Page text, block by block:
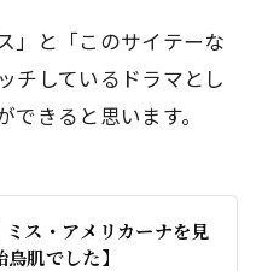
」と「このサイテーな
チしているドラマとし
きると思います。
ス・アメリカーナを見
肌でした】